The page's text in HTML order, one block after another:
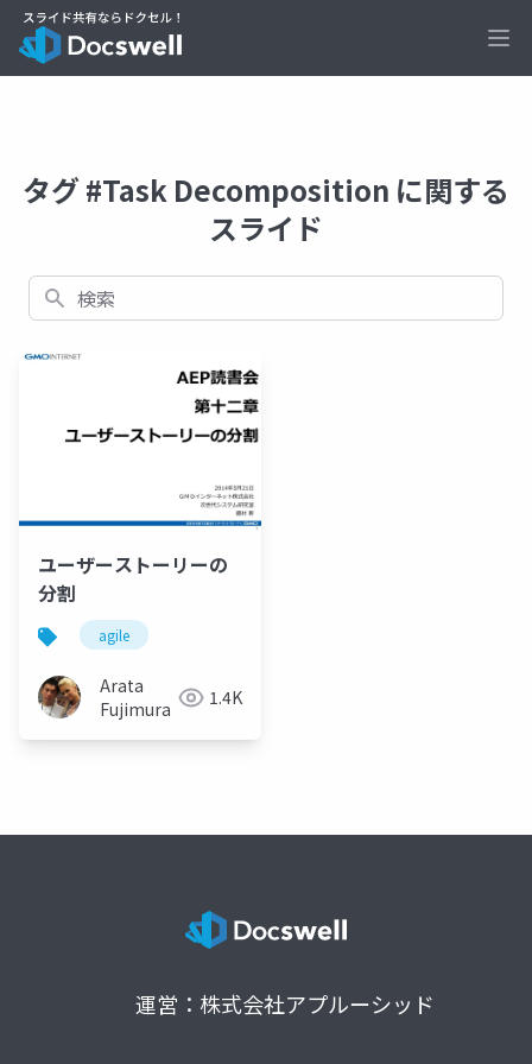
タグ #Task Decomposition に関する
スライド
検索
ユーザーストーリーの
分割
agile
Arata
Fujimura
1.4K
運営：株式会社アプルーシッド